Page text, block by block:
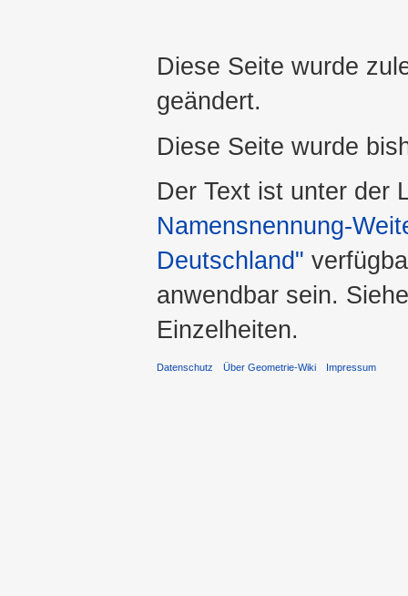
Diese Seite wurde
geändert.
Diese Seite wurde
Der Text ist unter der
Namensnennung-
Deutschland"
anwendbar sein.
Einzelheiten.
Datenschutz Über Geometrie-Wiki Impressum